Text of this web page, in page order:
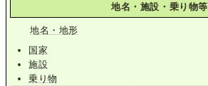
地名・施設・乗り物等
地名・地形
国家
施設
乗り物